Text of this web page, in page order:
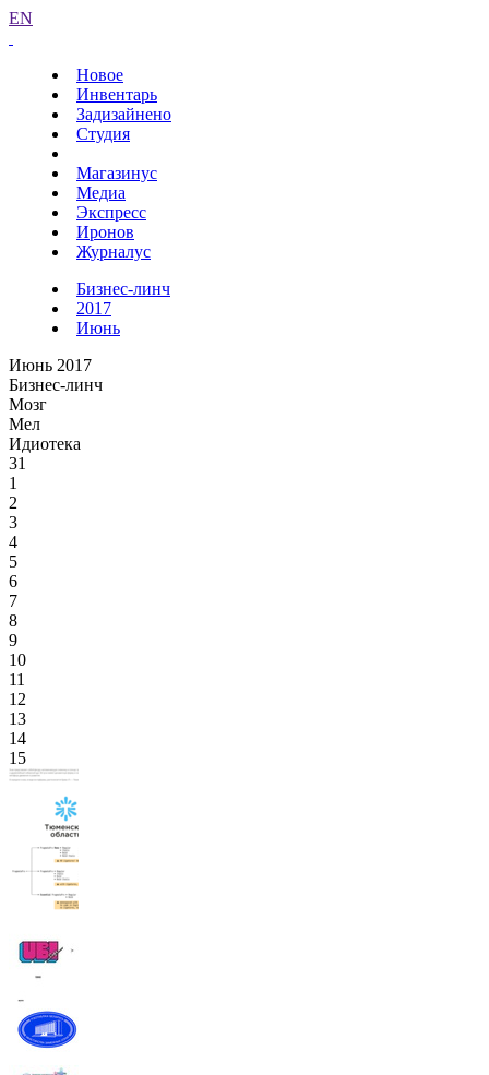
EN
Новое
Инвентарь
Задизайнено
Студия
Магазинус
Медиа
Экспресс
Иронов
Журналус
Бизнес-линч
2017
Июнь
Июнь 2017
Бизнес-линч
Мозг
Мел
Идиотека
31
1
2
3
4
5
6
7
8
9
10
11
12
13
14
15